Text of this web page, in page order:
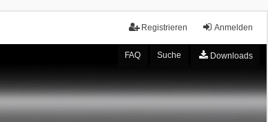
Anmelden
Registrieren
FAQ Suche Downloads